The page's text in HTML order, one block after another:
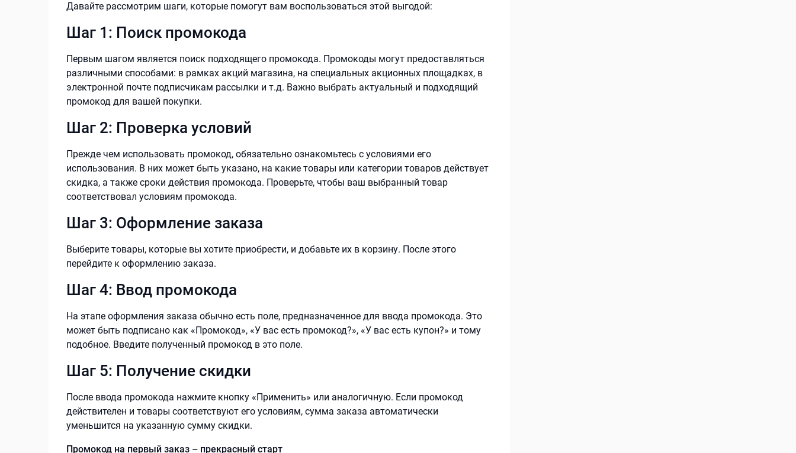
Давайте рассмотрим шаги, которые помогут вам воспользоваться этой выгодой:
Шаг 1: Поиск промокода
Первым шагом является поиск подходящего промокода. Промокоды могут предоставляться
различными способами: в рамках акций магазина, на специальных акционных площадках, в
электронной почте подписчикам рассылки и т.д. Важно выбрать актуальный и подходящий
промокод для вашей покупки.
Шаг 2: Проверка условий
Прежде чем использовать промокод, обязательно ознакомьтесь с условиями его
использования. В них может быть указано, на какие товары или категории товаров действует
скидка, а также сроки действия промокода. Проверьте, чтобы ваш выбранный товар
соответствовал условиям промокода.
Шаг 3: Оформление заказа
Выберите товары, которые вы хотите приобрести, и добавьте их в корзину. После этого
перейдите к оформлению заказа.
Шаг 4: Ввод промокода
На этапе оформления заказа обычно есть поле, предназначенное для ввода промокода. Это
может быть подписано как «Промокод», «У вас есть промокод?», «У вас есть купон?» и тому
подобное. Введите полученный промокод в это поле.
Шаг 5: Получение скидки
После ввода промокода нажмите кнопку «Применить» или аналогичную. Если промокод
действителен и товары соответствуют его условиям, сумма заказа автоматически
уменьшится на указанную сумму скидки.
Промокод на первый заказ – прекрасный старт